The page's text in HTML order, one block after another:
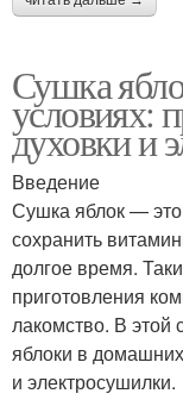
Сушка
условиях:
духовки и
Введение
Сушка яблок —
сохранить
долгое время.
приготовления
лакомство. В этой
яблоки в
и электросушилки.